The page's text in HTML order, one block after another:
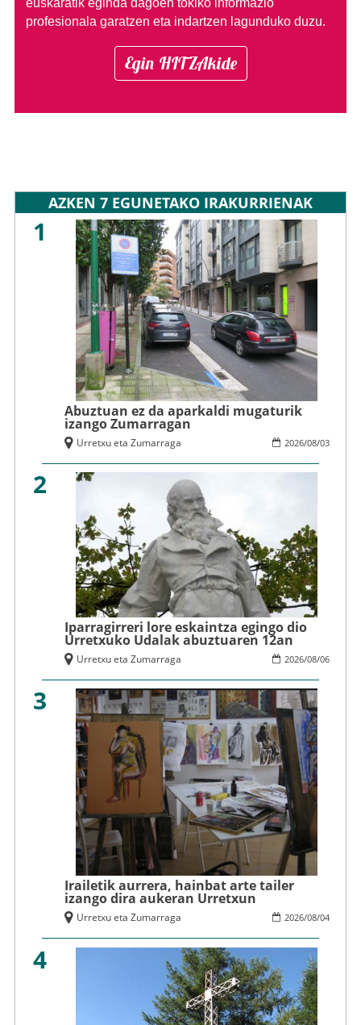
euskaratik eginda dagoen tokiko informazio
profesionala garatzen eta indartzen lagunduko duzu.
Egin HITZAkide
AZKEN 7 EGUNETAKO IRAKURRIENAK
1
Abuztuan ez da aparkaldi mugaturik
izango Zumarragan
2026/08/03
Urretxu eta Zumarraga
2
Iparragirreri lore eskaintza egingo dio
Urretxuko Udalak abuztuaren 12an
2026/08/06
Urretxu eta Zumarraga
3
Irailetik aurrera, hainbat arte tailer
izango dira aukeran Urretxun
2026/08/04
Urretxu eta Zumarraga
4